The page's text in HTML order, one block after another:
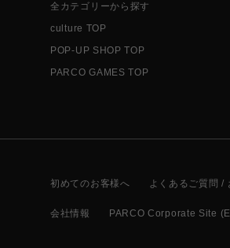
全カテゴリーから探す
culture TOP
POP-UP SHOP TOP
PARCO GAMES TOP
初めてのお客様へ よくあるご質問 /
会社情報 PARCO Corporate Site